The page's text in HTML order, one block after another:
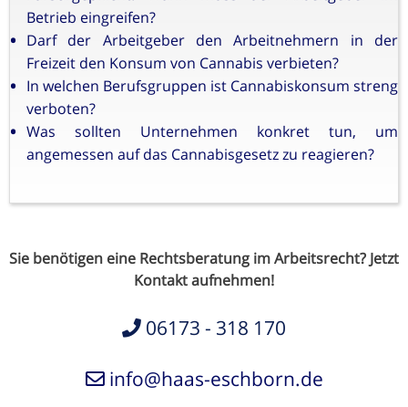
Betrieb eingreifen?
Darf der Arbeitgeber den Arbeitnehmern in der
Freizeit den Konsum von Cannabis verbieten?
In welchen Berufsgruppen ist Cannabiskonsum streng
verboten?
Was sollten Unternehmen konkret tun, um
angemessen auf das Cannabisgesetz zu reagieren?
Sie benötigen eine Rechtsberatung im Arbeitsrecht? Jetzt
Kontakt aufnehmen!
06173 - 318 170
info@haas-eschborn.de